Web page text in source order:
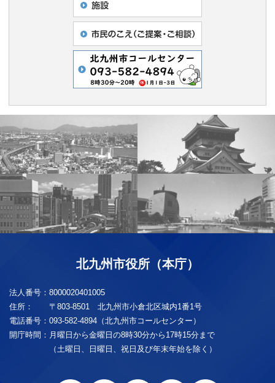
北九州市役所（本庁）
法人番号： 8000020401005
住所：
〒803-8501 北九州市小倉北区城内1番1号
電話番号： 093-582-4894（北九州市コールセンター）
開庁時間： 月曜日から金曜日の8時30分から17時15分まで
（土曜日、日曜日、祝日及び年末年始を除く）